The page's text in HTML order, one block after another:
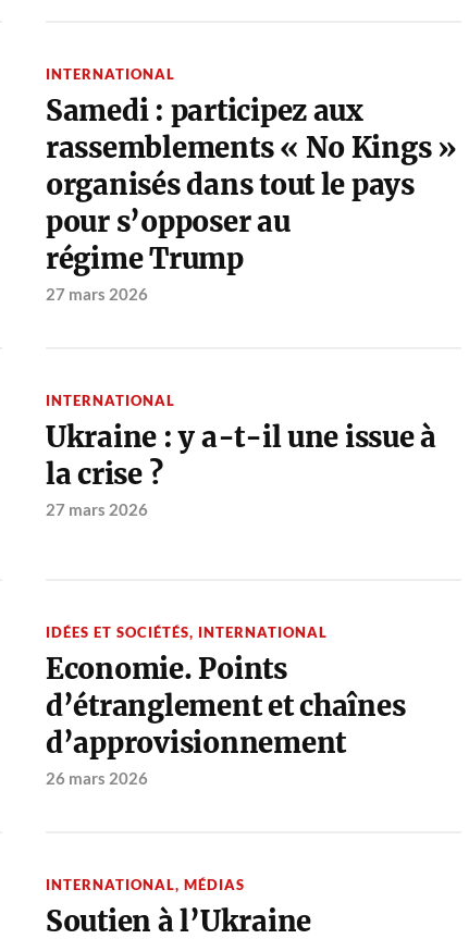
INTERNATIONAL
Samedi : participez aux
rassemblements « No Kings »
organisés dans tout le pays
pour s’opposer au
régime Trump
27 mars 2026
INTERNATIONAL
Ukraine : y a-t-il une issue à
la crise ?
27 mars 2026
IDÉES ET SOCIÉTÉS, INTERNATIONAL
Economie. Points
d’étranglement et chaînes
d’approvisionnement
26 mars 2026
INTERNATIONAL, MÉDIAS
Soutien à l’Ukraine